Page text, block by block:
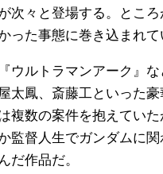
次々と登場する。とこ
った事態に巻き込まれて
ウルトラマンアーク』
太鳳、斎藤工といった
複数の案件を抱えてい
監督人生でガンダムに
だ作品だ。